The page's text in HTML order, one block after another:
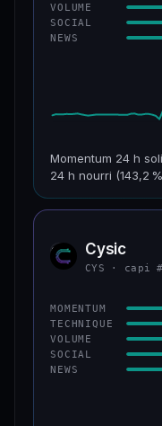
VOLUME
SOCIAL
NEWS
Momentum 24 h
24 h nourri (143,2
CAP. MARCHÉ
VAR. 7 J
VS ATH
−42,1 %
CONFIANCE
CYS Cysic
CYS · capi
MOMENTUM
TECHNIQUE
VOLUME
SOCIAL
NEWS